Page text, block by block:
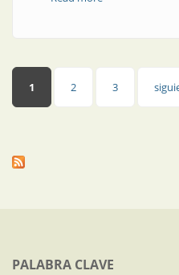
Páginas
1 2 3
PALABRA CLAVE